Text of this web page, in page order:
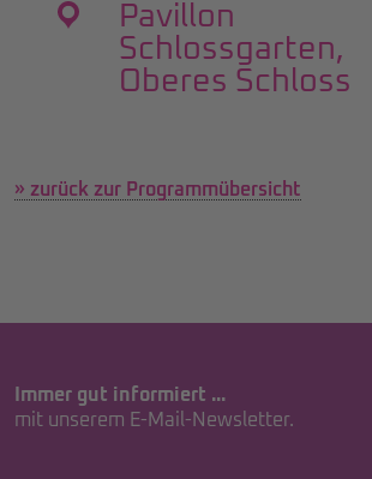
Pavillon
Schlossgarten,
Oberes Schloss
» zurück zur Programmübersicht
Immer gut informiert ...
mit unserem E-Mail-Newsletter.